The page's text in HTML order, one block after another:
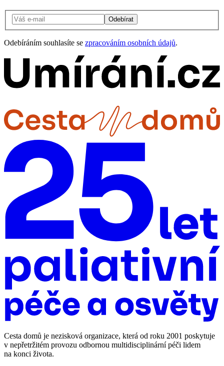
Odebírat
Odebíráním souhlasíte se zpracováním osobních údajů.
Cesta domů je nezisková organizace, která od roku 2001 poskytuje
v nepřetržitém provozu odbornou multidisciplinární péči lidem
na konci života.